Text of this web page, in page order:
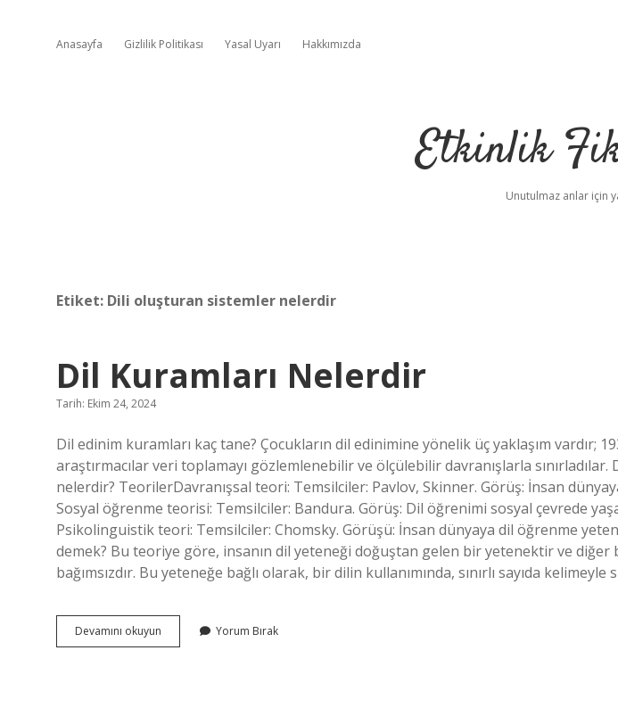
Anasayfa Gizlilik Politikası Yasal Uyarı Hakkımızda
Etkinlik
Unutulmaz anlar için
Etiket: Dili oluşturan sistemler nelerdir
Dil Kuramları Nelerdir
Tarih: Ekim 24, 2024
Dil edinim kuramları kaç tane? Çocukların dil edinimine yönelik üç yaklaşım vardır;
araştırmacılar veri toplamayı gözlemlenebilir ve ölçülebilir davranışlarla
nelerdir? TeorilerDavranışsal teori: Temsilciler: Pavlov, Skinner. Görüş: İnsan
Sosyal öğrenme teorisi: Temsilciler: Bandura. Görüş: Dil öğrenimi sosyal çevrede
Psikolinguistik teori: Temsilciler: Chomsky. Görüşü: İnsan dünyaya dil öğrenme
demek? Bu teoriye göre, insanın dil yeteneği doğuştan gelen bir yetenektir ve diğer
bağımsızdır. Bu yeteneğe bağlı olarak, bir dilin kullanımında, sınırlı sayıda kelimeyle
Devamını okuyun
Kuramları
Yorum Bırak